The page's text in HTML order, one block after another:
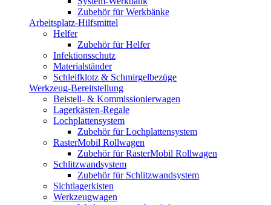
Zubehör für Werkbänke
Arbeitsplatz-Hilfsmittel
Helfer
Zubehör für Helfer
Infektionsschutz
Materialständer
Schleifklotz & Schmirgelbezüge
Werkzeug-Bereitstellung
Beistell- & Kommissionierwagen
Lagerkästen-Regale
Lochplattensystem
Zubehör für Lochplattensystem
RasterMobil Rollwagen
Zubehör für RasterMobil Rollwagen
Schlitzwandsystem
Zubehör für Schlitzwandsystem
Sichtlagerkisten
Werkzeugwagen